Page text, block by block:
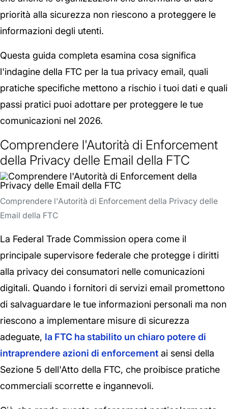
priorità alla sicurezza non riescono a proteggere le
informazioni degli utenti.
Questa guida completa esamina cosa significa
l'indagine della FTC per la tua privacy email, quali
pratiche specifiche mettono a rischio i tuoi dati e quali
passi pratici puoi adottare per proteggere le tue
comunicazioni nel 2026.
Comprendere l'Autorità di Enforcement
della Privacy delle Email della FTC
Comprendere l'Autorità di Enforcement della Privacy delle
Email della FTC
La Federal Trade Commission opera come il
principale supervisore federale che protegge i diritti
alla privacy dei consumatori nelle comunicazioni
digitali. Quando i fornitori di servizi email promettono
di salvaguardare le tue informazioni personali ma non
riescono a implementare misure di sicurezza
adeguate, la FTC ha stabilito un chiaro potere di
intraprendere azioni di enforcement ai sensi della
Sezione 5 dell'Atto della FTC, che proibisce pratiche
commerciali scorrette e ingannevoli.